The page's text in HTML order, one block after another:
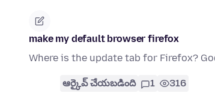
make my default browser firefox
Where is the update tab for Firefox?
ఆర్కైవ్ చేయబడింది 1 316